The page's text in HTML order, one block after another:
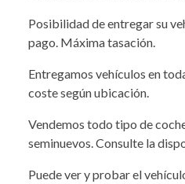
Posibilidad de entregar su
pago. Máxima tasación.
Entregamos vehículos en
coste según ubicación.
Vendemos todo tipo de
seminuevos. Consulte la
Puede ver y probar el